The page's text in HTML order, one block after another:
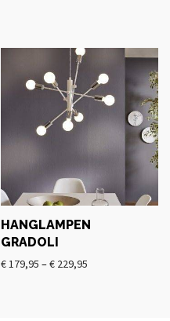
HANGLAMPEN
GRADOLI
€ 179,95 –€ 229,95